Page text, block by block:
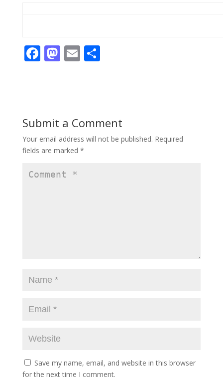
F
o
o
k
M
o
n
E S
Submit a Comment
Your email address will not be published. Required
fields are marked *
Save my name, email, and website in this browser
for the next time I comment.